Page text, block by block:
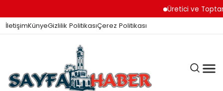
Üretici ve
İletişimKünyeGizlilik PolitikasıÇerez Politikası